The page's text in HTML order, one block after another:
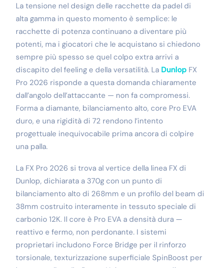
La tensione nel design delle racchette da padel di
alta gamma in questo momento è semplice: le
racchette di potenza continuano a diventare più
potenti, ma i giocatori che le acquistano si chiedono
sempre più spesso se quel colpo extra arrivi a
discapito del feeling e della versatilità. La Dunlop FX
Pro 2026 risponde a questa domanda chiaramente
dall’angolo dell’attaccante — non fa compromessi.
Forma a diamante, bilanciamento alto, core Pro EVA
duro, e una rigidità di 72 rendono l’intento
progettuale inequivocabile prima ancora di colpire
una palla.
La FX Pro 2026 si trova al vertice della linea FX di
Dunlop, dichiarata a 370g con un punto di
bilanciamento alto di 268mm e un profilo del beam di
38mm costruito interamente in tessuto speciale di
carbonio 12K. Il core è Pro EVA a densità dura —
reattivo e fermo, non perdonante. I sistemi
proprietari includono Force Bridge per il rinforzo
torsionale, texturizzazione superficiale SpinBoost per